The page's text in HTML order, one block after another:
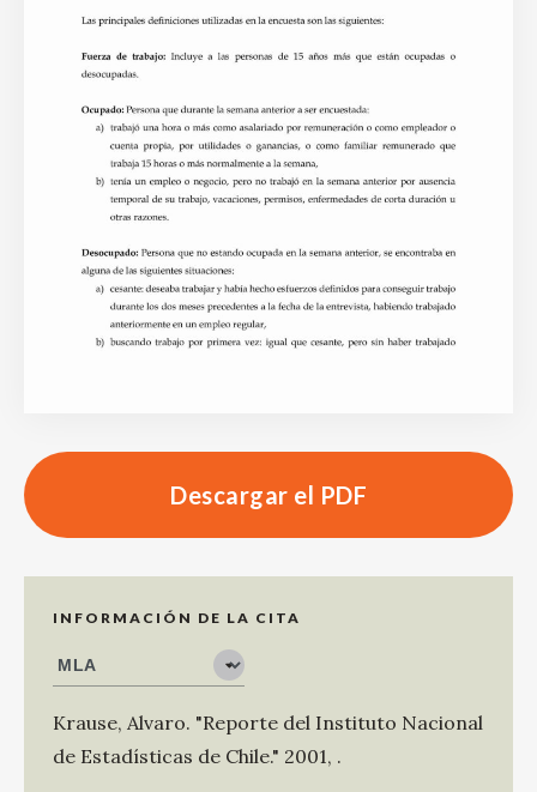
Descargar el PDF
INFORMACIÓN DE LA CITA
Krause, Alvaro. "Reporte del Instituto Nacional
de Estadísticas de Chile." 2001, .